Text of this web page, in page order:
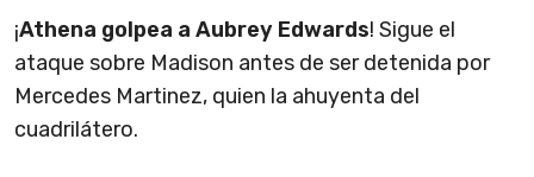
¡Athena golpea a Aubrey Edwards! Sigue el
ataque sobre Madison antes de ser detenida por
Mercedes Martinez, quien la ahuyenta del
cuadrilátero.